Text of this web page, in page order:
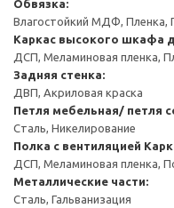
Обвязка:
Влагостойкий МДФ, Пленка,
Каркас высокого шкафа
ДСП, Меламиновая пленка,
Задняя стенка:
ДВП, Акриловая краска
Петля мебельная/ петля
Сталь, Никелирование
Полка с вентиляцией
ДСП, Меламиновая пленка,
Металлические части:
Сталь, Гальванизация